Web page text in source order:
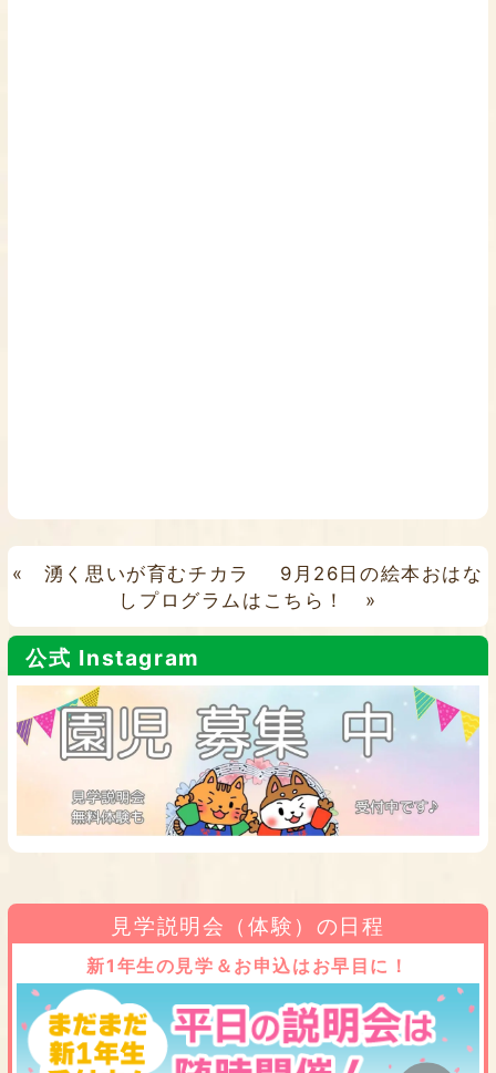
« 湧く思いが育むチカラ
9月26日の絵本おはな
しプログラムはこちら！
»
公式 Instagram
見学説明会（体験）の日程
新1年生の見学＆お申込はお早目に！